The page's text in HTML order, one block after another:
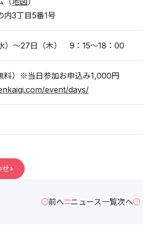
内3丁目5番1号
）～27日（木） 9：15～18：00
料）※当日参加お申込み1,000円
event/days/
前へ ニュース一覧次へ